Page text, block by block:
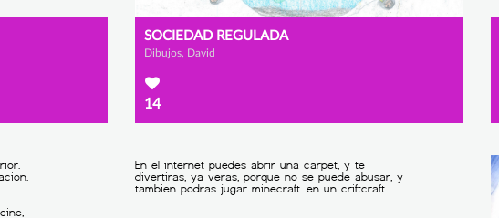
SOCIEDAD REGULADA
Dibujos, David
14